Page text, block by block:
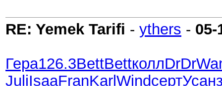
RE: Yemek Tarifi - ythers - 05-
Гера126.3BettBettколлDrDr
JuliIsaaFranKarl WindсертУсан